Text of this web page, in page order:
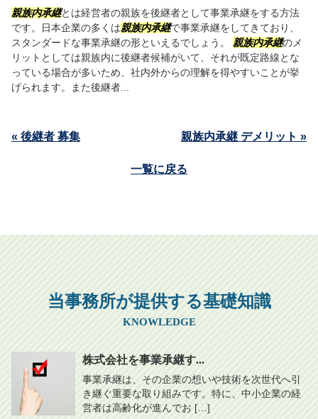
親族内承継とは経営者の親族を後継者として事業承継をする方法
です。日本企業の多くは親族内承継で事業承継をしてきており、
スタンダードな事業承継の形といえるでしょう。 親族内承継のメ
リットとしては親族内に後継者候補がいて、それが既定路線とな
っている場合が多いため、社内外からの理解を得やすいことが挙
げられます。また後継者...
« 後継者 募集 親族内承継 デメリット »
一覧に戻る
当事務所が提供する基礎知識
KNOWLEDGE
株式会社を事業承継す...
事業承継は、その企業の想いや技術を次世代へ引
き継ぐ重要な取り組みです。特に、中小企業の経
営者は高齢化が進んでお […]